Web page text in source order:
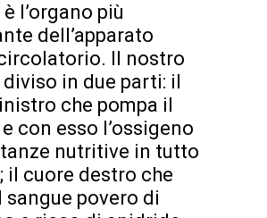
è l’organo più
dell’apparato
Il nostro
diviso in due parti: il
che pompa il
con esso l’ossigeno
nutritive in tutto
il cuore destro che
sangue povero di